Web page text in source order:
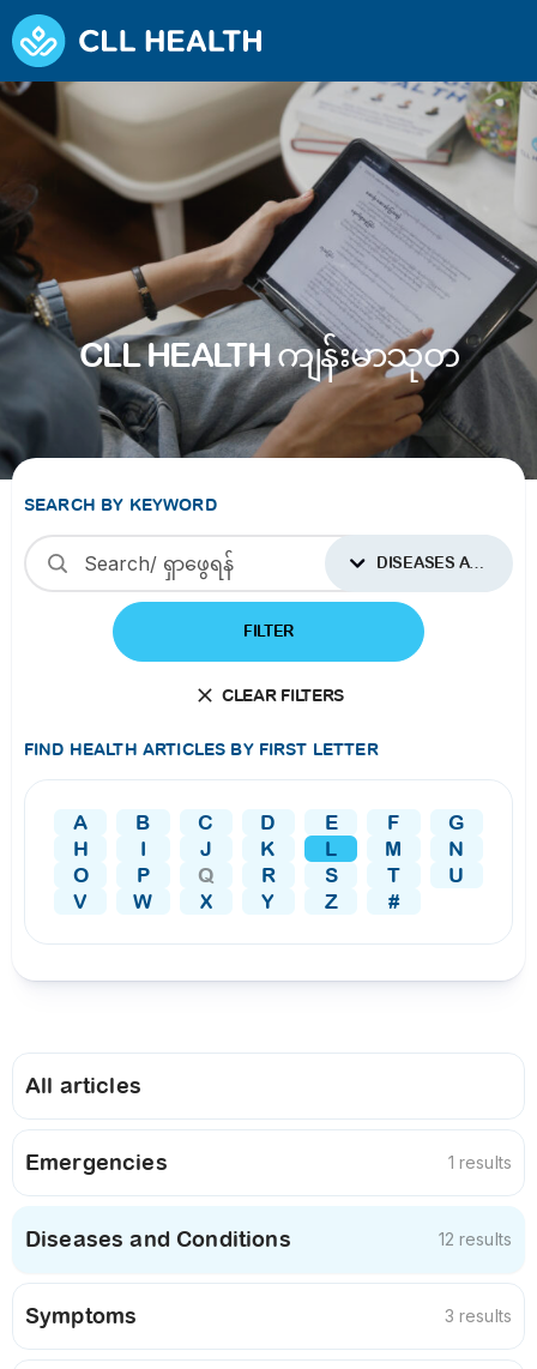
CLL HEALTH ကျန်းမာသုတ
SEARCH BY KEYWORD
DISEASES AND CONDITIONS
FILTER
CLEAR FILTERS
FIND HEALTH ARTICLES BY FIRST LETTER
A B C D E F
G
H
I J K L M
N
O
P Q R S T
U
V
W X Y Z #
All articles
Emergencies 1 results
Diseases and Conditions 12 results
Symptoms 3 results